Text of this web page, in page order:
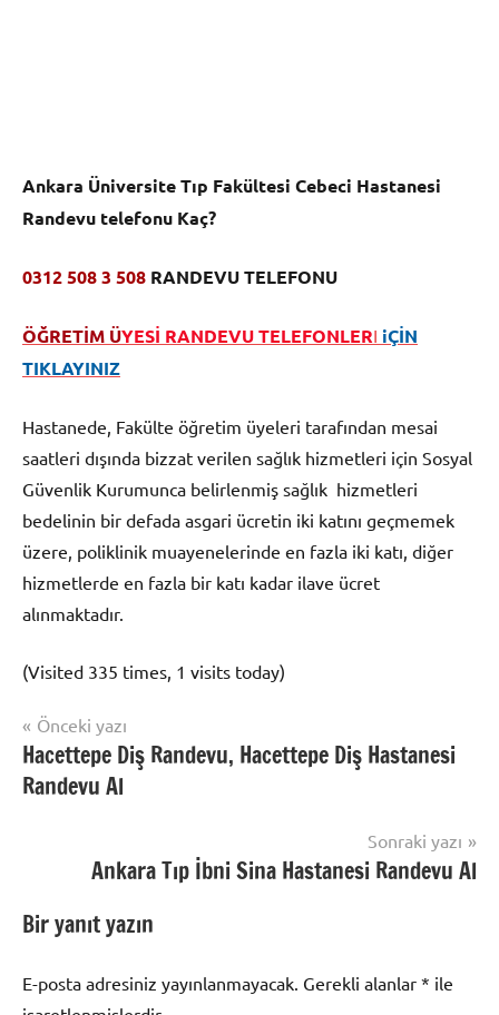
Ankara Üniversite Tıp Fakültesi Cebeci Hastanesi
Randevu telefonu Kaç?
0312 508 3 508 RANDEVU TELEFONU
ÖĞRETİM ÜYESİ RANDEVU TELEFONLERI iÇİN
TIKLAYINIZ
Hastanede, Fakülte öğretim üyeleri tarafından mesai
saatleri dışında bizzat verilen sağlık hizmetleri için Sosyal
Güvenlik Kurumunca belirlenmiş sağlık hizmetleri
bedelinin bir defada asgari ücretin iki katını geçmemek
üzere, poliklinik muayenelerinde en fazla iki katı, diğer
hizmetlerde en fazla bir katı kadar ilave ücret
alınmaktadır.
(Visited 335 times, 1 visits today)
Uncategorized
Yazı
gezinmesi
Önceki yazı
Hacettepe Diş Randevu, Hacettepe Diş Hastanesi
Randevu Al
Sonraki yazı
Ankara Tıp İbni Sina Hastanesi Randevu Al
Bir yanıt yazın
E-posta adresiniz yayınlanmayacak. Gerekli alanlar * ile